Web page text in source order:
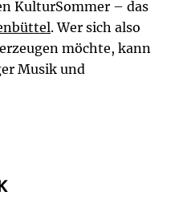
KulturSommer – das
. Wer sich also
möchte, kann
Musik und